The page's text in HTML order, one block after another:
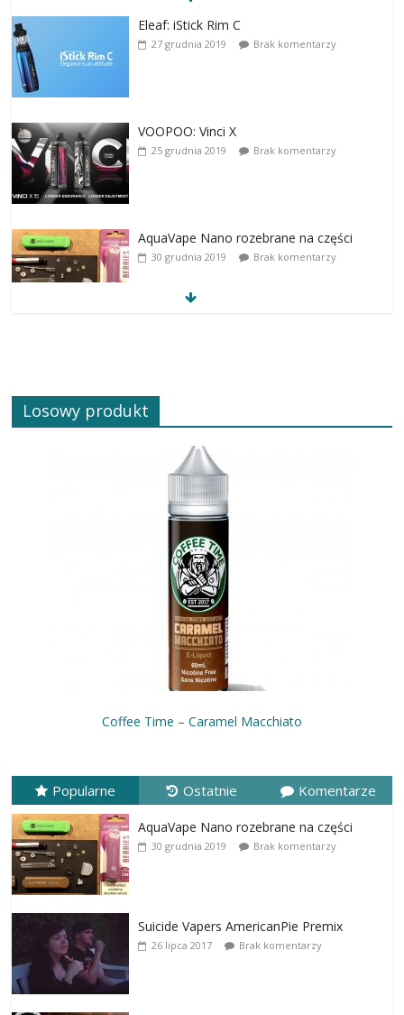
Eleaf: iStick Rim C
27 grudnia 2019 Brak komentarzy
VOOPOO: Vinci X
25 grudnia 2019 Brak komentarzy
AquaVape Nano rozebrane na części
30 grudnia 2019 Brak komentarzy
Losowy produkt
Coffee Time – Caramel Macchiato
Popularne Ostatnie Komentarze
AquaVape Nano rozebrane na części
30 grudnia 2019 Brak komentarzy
Suicide Vapers AmericanPie Premix
26 lipca 2017 Brak komentarzy